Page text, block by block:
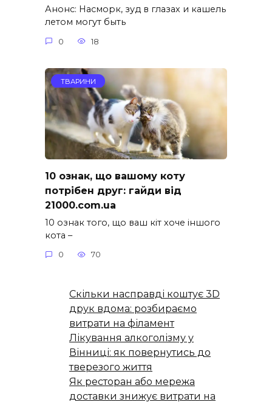
Анонс: Насморк, зуд в глазах и кашель
летом могут быть
0 18
ТВАРИНИ
10 ознак, що вашому коту
потрібен друг: гайди від
21000.com.ua
10 ознак того, що ваш кіт хоче іншого
кота –
0 70
Скільки насправді коштує 3D
друк вдома: розбираємо
витрати на філамент
Лікування алкоголізму у
Вінниці: як повернутись до
тверезого життя
Як ресторан або мережа
доставки знижує витрати на